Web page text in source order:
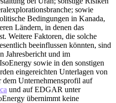
sowie
Bedingungen in Kanada,
Ländern, in denen das
Weitere Faktoren, die solche
beeinflussen könnten, sind
Jahresbericht und im
sowie in den sonstigen
eingereichten Unterlagen von
dem Unternehmensprofil auf
und auf EDGAR unter
übernimmt keine